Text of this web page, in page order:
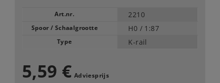
Art.nr. 2210
Spoor / Schaalgrootte H0 / 1:87
Type K-rail
5,59 € Adviesprijs